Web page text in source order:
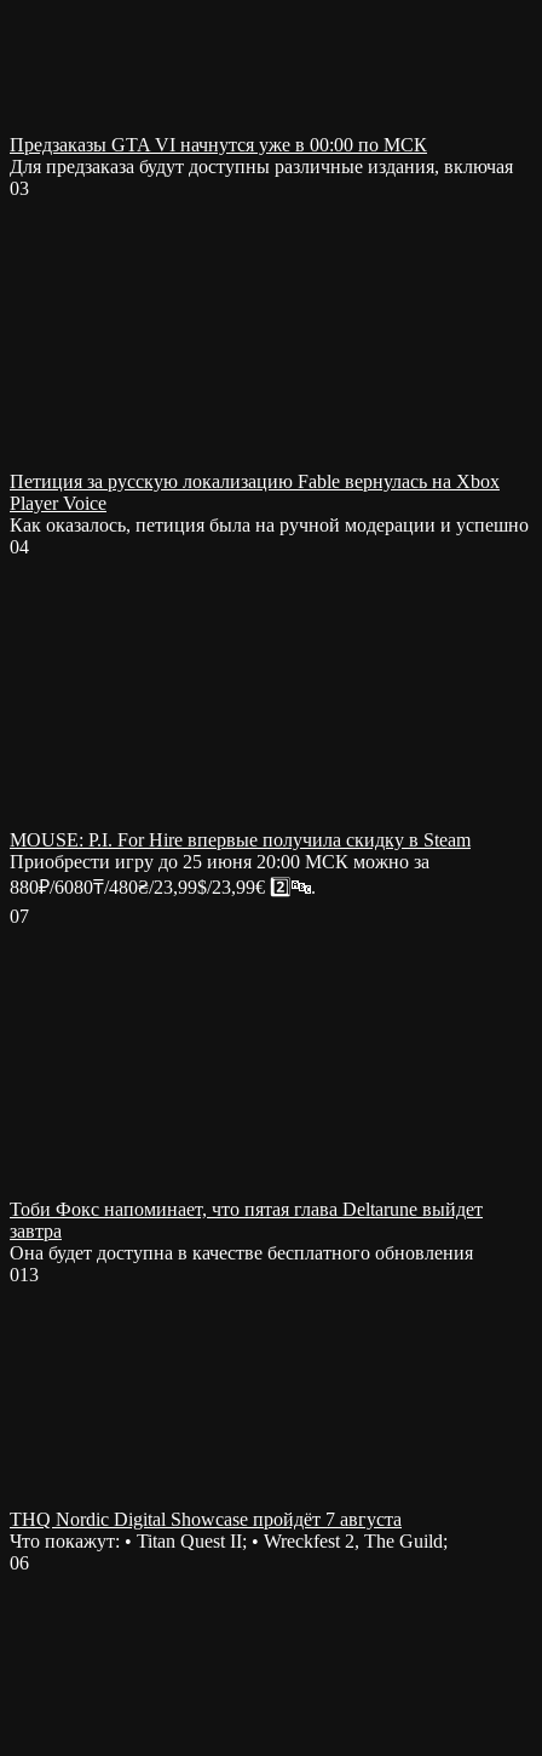
Предзаказы GTA VI начнутся уже в 00:00 по МСК
Для предзаказа будут доступны различные издания, включая
03
Петиция за русскую локализацию Fable вернулась на Xbox
Player Voice
Как оказалось, петиция была на ручной модерации и успешно
04
MOUSE: P.I. For Hire впервые получила скидку в Steam
Приобрести игру до 25 июня 20:00 МСК можно за
880₽/6080₸/480₴/23,99$/23,99€ 2️⃣🔤.
07
Тоби Фокс напоминает, что пятая глава Deltarune выйдет
завтра
Она будет доступна в качестве бесплатного обновления
013
THQ Nordic Digital Showcase пройдёт 7 августа
Что покажут: • Titan Quest II; • Wreckfest 2, The Guild;
06